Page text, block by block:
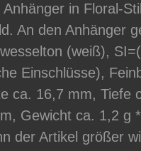
in Floral-
An den Anhänger
(weiß),
Einschlüsse),
ca. 16,7 mm, Tiefe
Gewicht ca. 1,2 g
der Artikel größer